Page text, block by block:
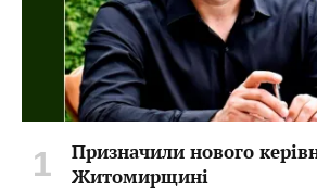
Призначили нового
Житомирщині